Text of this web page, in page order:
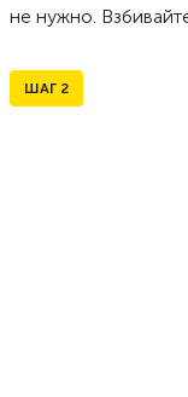
не нужно.
ШАГ 2